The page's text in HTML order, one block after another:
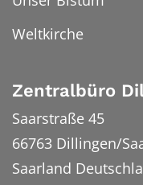
Weltkirche
Zentralbüro
Saarstraße 45
66763 Dillingen/
Saarland